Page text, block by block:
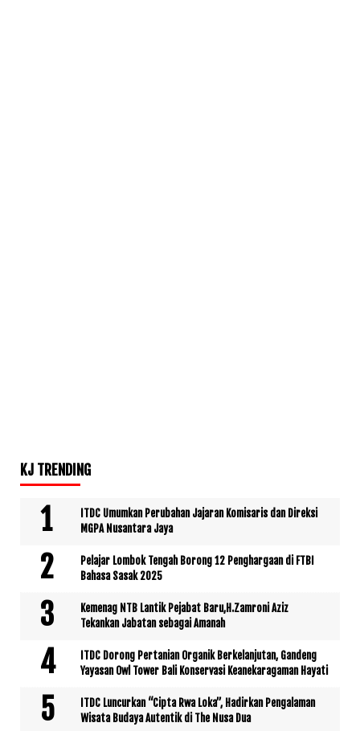
KJ TRENDING
ITDC Umumkan Perubahan Jajaran Komisaris dan Direksi
MGPA Nusantara Jaya
Pelajar Lombok Tengah Borong 12 Penghargaan di FTBI
Bahasa Sasak 2025
Kemenag NTB Lantik Pejabat Baru,H.Zamroni Aziz
Tekankan Jabatan sebagai Amanah
ITDC Dorong Pertanian Organik Berkelanjutan, Gandeng
Yayasan Owl Tower Bali Konservasi Keanekaragaman Hayati
ITDC Luncurkan “Cipta Rwa Loka”, Hadirkan Pengalaman
Wisata Budaya Autentik di The Nusa Dua